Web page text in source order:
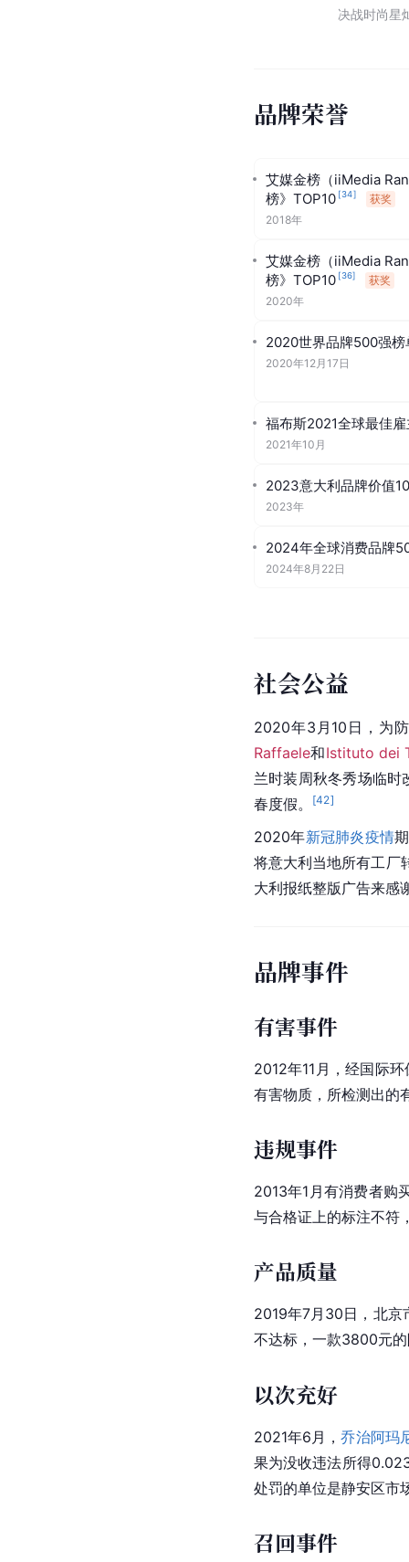
决战时尚星
品牌荣誉
艾媒金榜（iiMedia
榜》TOP10 [34]
获奖
2018年
艾媒金榜（iiMedia
榜》TOP10 [36]
获奖
2020年
2020世界品牌500强榜
2020年12月17日
福布斯2021全球最佳
2021年10月
2023意大利品牌价值
2023年
2024年全球消费品牌
2024年8月22日
社会公益
2020年3月10日，为
Raffaele和Istituto dei
兰时装周秋冬秀场临
春度假。
[42]
2020年新冠肺炎疫情
将意大利当地所有工厂
大利报纸整版广告来感
品牌事件
有害事件
2012年11月，经国际
有害物质，所检测出的
违规事件
2013年1月有消费者购
与合格证上的标注不符
产品质量
2019年7月30日， 北京
不达标，一款3800元
以次充好
2021年6月，乔治阿玛
果为没收违法所得
处罚的单位是静安区市
召回事件